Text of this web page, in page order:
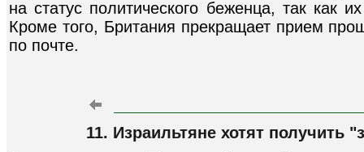
на статус политического беженца, так как
Кроме того, Британия прекращает прием
по почте.
11. Израильтяне хотят получить